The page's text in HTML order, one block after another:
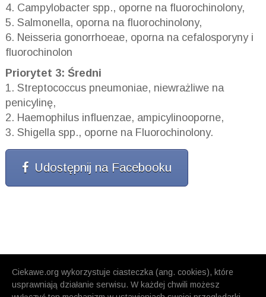
Ciekawe.org wykorzystuje ciasteczka (ang. cookies), które
usprawniają działanie serwisu. W każdej chwili możesz
4. Campylobacter spp., oporne na fluorochinolony,
5. Salmonella, oporna na fluorochinolony,
6. Neisseria gonorrhoeae, oporna na cefalosporyny i
fluorochinolon
Priorytet 3: Średni
1. Streptococcus pneumoniae, niewrażliwe na
penicylinę,
2. Haemophilus influenzae, ampicylinooporne,
3. Shigella spp., oporne na Fluorochinolony.
Udostępnij na Facebooku